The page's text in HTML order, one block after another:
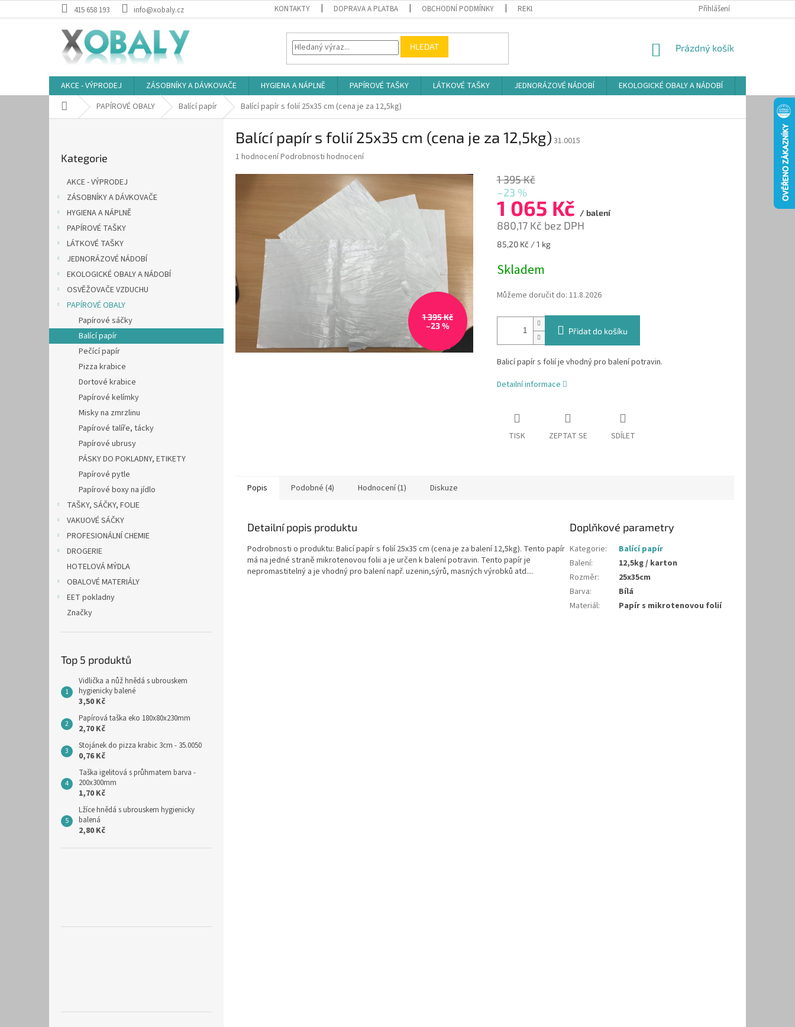
na
415 658 193 info@xobaly.cz KONTAKTY DOPRAVA A PLATBA OBCHODNÍ PODMÍNKY REKLAMAČNÍ ŘÁD ZÁSADY POUŽÍVÁNÍ SOUBORŮ COOKIES
Přihlášení
HLEDAT
NÁKUPNÍ
Prázdný košík
AKCE - VÝPRODEJ ZÁSOBNÍKY A DÁVKOVAČE HYGIENA A NÁPLNĚ PAPÍROVÉ TAŠKY LÁTKOVÉ TAŠKY JEDNORÁZOVÉ NÁDOBÍ EKOLOGICKÉ OBALY A NÁDOBÍ
Domů PAPÍROVÉ OBALY Balící papír Balící papír s folií 25x35 cm (cena je za 12,5kg)
kategorie
Kategorie
AKCE - VÝPRODEJ
ZÁSOBNÍKY A DÁVKOVAČE
HYGIENA A NÁPLNĚ
PAPÍROVÉ TAŠKY
LÁTKOVÉ TAŠKY
JEDNORÁZOVÉ NÁDOBÍ
EKOLOGICKÉ OBALY A NÁDOBÍ
OSVĚŽOVAČE VZDUCHU
PAPÍROVÉ OBALY
Papírové sáčky
Balící papír
Pečící papír
Pizza krabice
Dortové krabice
Papírové kelímky
Misky na zmrzlinu
Papírové talíře, tácky
Papírové ubrusy
PÁSKY DO POKLADNY, ETIKETY
Papírové pytle
Papírové boxy na jídlo
TAŠKY, SÁČKY, FOLIE
VAKUOVÉ SÁČKY
PROFESIONÁLNÍ CHEMIE
DROGERIE
HOTELOVÁ MÝDLA
OBALOVÉ MATERIÁLY
EET pokladny
Značky
Top 5 produktů
Vidlička a nůž hnědá s ubrouskem
hygienicky balené
3,50 Kč
Papírová taška eko 180x80x230mm
2,70 Kč
Stojánek do pizza krabic 3cm - 35.0050
0,76 Kč
Taška igelitová s průhmatem barva -
200x300mm
1,70 Kč
Lžíce hnědá s ubrouskem hygienicky
balená
2,80 Kč
Balící papír s folií 25x35 cm (cena je za 12,5kg) 31.0015
Průměrné
1 hodnoceníPodrobnosti hodnocení
1 395 Kč
–23 %
1 395 Kč
–23 %
1 065 Kč / balení
880,17 Kč bez DPH
Měrná
85,20 Kč / 1 kg
Skladem
Můžeme doručit do: 11.8.2026
Přidat do košíku
Balicí papír s folií je vhodný pro balení potravin.
Detailní informace
TISK ZEPTAT SE SDÍLET
Popis Podobné (4) Hodnocení (1) Diskuze
Detailní popis produktu
Podrobnosti o produktu: Balicí papír s folií 25x35 cm (cena je za balení 12,5kg). Tento papír
má na jedné straně mikrotenovou folii a je určen k balení potravin. Tento papír je
nepromastitelný a je vhodný pro balení např. uzenin,sýrů, masných výrobků atd....
Doplňkové parametry
Kategorie:
Balící papír
Balení:
12,5kg / karton
Rozměr:
25x35cm
Barva:
Bílá
Materiál: Papír s mikrotenovou folií